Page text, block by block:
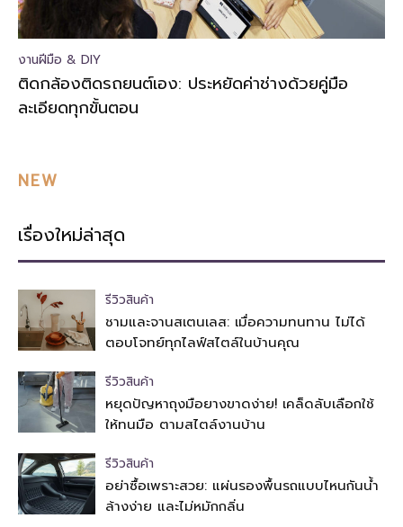
งานฝีมือ & DIY
ติดกล้องติดรถยนต์เอง: ประหยัดค่าช่างด้วยคู่มือ
ละเอียดทุกขั้นตอน
NEW
เรื่องใหม่ล่าสุด
รีวิวสินค้า
ชามและจานสเตนเลส: เมื่อความทนทาน ไม่ได้
ตอบโจทย์ทุกไลฟ์สไตล์ในบ้านคุณ
รีวิวสินค้า
หยุดปัญหาถุงมือยางขาดง่าย! เคล็ดลับเลือกใช้
ให้ทนมือ ตามสไตล์งานบ้าน
รีวิวสินค้า
อย่าซื้อเพราะสวย: แผ่นรองพื้นรถแบบไหนกันน้ำ
ล้างง่าย และไม่หมักกลิ่น